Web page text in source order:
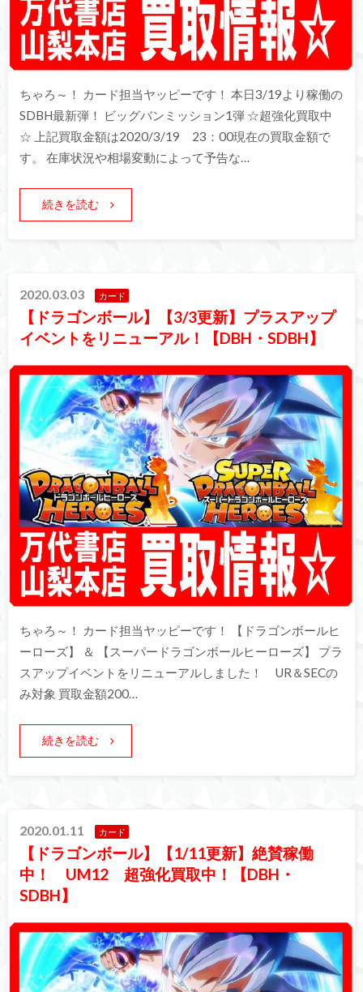
ちゃろ～！ カード担当ヤッピーです！ 本日3/19より稼働の
SDBH最新弾！ ビッグバンミッション1弾 ☆超強化買取中
☆ 上記買取金額は2020/3/19 23：00現在の買取金額で
す。 在庫状況や相場変動によって予告な…
続きを読む
2020.03.03 カード
【ドラゴンボール】【3/3更新】プラスアップ
イベントをリニューアル！【DBH・SDBH】
ちゃろ～！ カード担当ヤッピーです！ 【ドラゴンボールヒ
ーローズ】 ＆ 【スーパードラゴンボールヒーローズ】 プラ
スアップイベントをリニューアルしました！ UR＆SECの
み対象 買取金額200…
続きを読む
2020.01.11 カード
【ドラゴンボール】【1/11更新】絶賛稼働
中！ UM12 超強化買取中！【DBH・
SDBH】